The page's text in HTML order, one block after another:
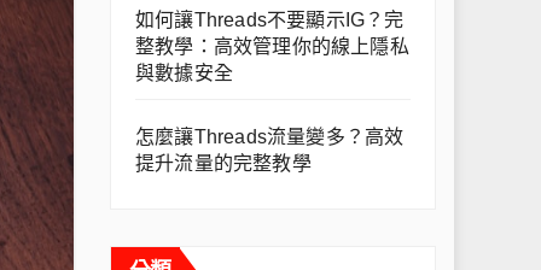
如何讓Threads不要顯示IG？完
整教學：高效管理你的線上隱私
與數據安全
怎麼讓Threads流量變多？高效
提升流量的完整教學